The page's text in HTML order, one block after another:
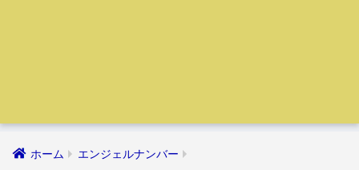
ホーム エンジェルナンバー